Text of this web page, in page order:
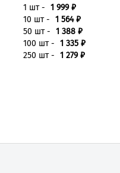
1 шт - 1 999 ₽
10 шт - 1 564 ₽
50 шт - 1 388 ₽
100 шт - 1 335 ₽
250 шт - 1 279 ₽